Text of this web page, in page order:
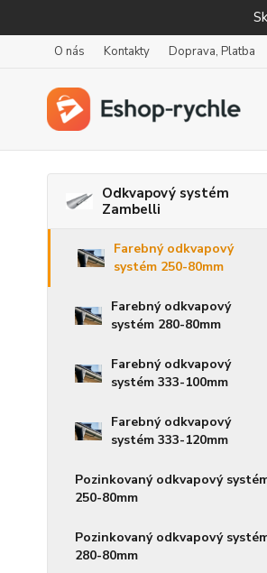
O nás Kontakty Doprava, Platba
Odkvapový systém
Zambelli
Farebný odkvapový
systém 250-80mm
Farebný odkvapový
systém 280-80mm
Farebný odkvapový
systém 333-100mm
Farebný odkvapový
systém 333-120mm
Pozinkovaný odkvapový
250-80mm
Pozinkovaný odkvapový
280-80mm